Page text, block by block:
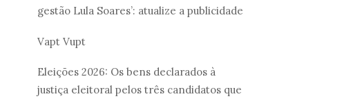
gestão Lula Soares’: atualize a publicidade
Vapt Vupt
Eleições 2026: Os bens declarados à
justiça eleitoral pelos três candidatos que